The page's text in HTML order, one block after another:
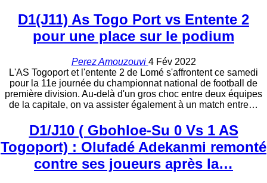
D1(J11) As Togo Port vs Entente 2
pour une place sur le podium
Perez Amouzouvi 4 Fév 2022
L'AS Togoport et l'entente 2 de Lomé s'affrontent ce samedi
pour la 11e journée du championnat national de football de
première division. Au-delà d'un gros choc entre deux équipes
de la capitale, on va assister également à un match entre…
D1/J10 ( Gbohloe-Su 0 Vs 1 AS
Togoport) : Olufadé Adekanmi remonté
contre ses joueurs après la…